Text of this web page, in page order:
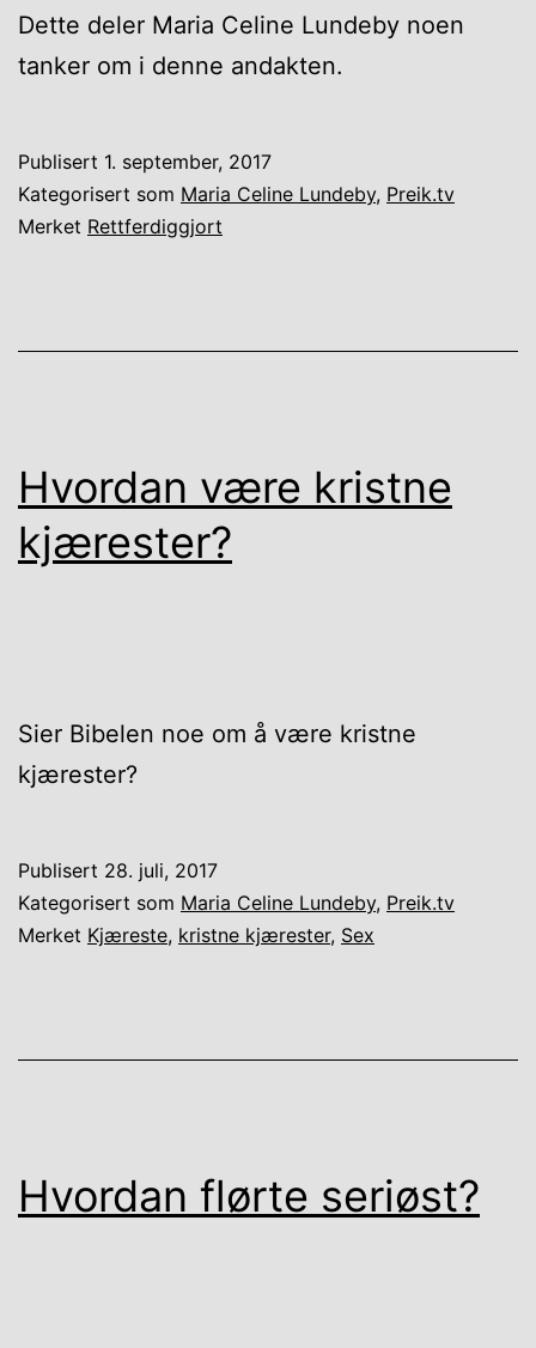
Dette deler Maria Celine Lundeby noen
tanker om i denne andakten.
Publisert 1. september, 2017
Kategorisert som Maria Celine Lundeby, Preik.tv
Merket Rettferdiggjort
Hvordan være kristne
kjærester?
Sier Bibelen noe om å være kristne
kjærester?
Publisert 28. juli, 2017
Kategorisert som Maria Celine Lundeby, Preik.tv
Merket Kjæreste, kristne kjærester, Sex
Hvordan flørte seriøst?